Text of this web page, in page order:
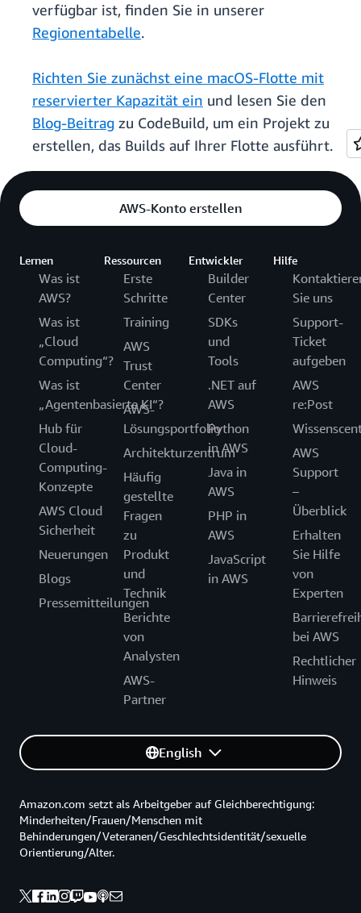
verfügbar ist, finden Sie in unserer
Regionentabelle.
Richten Sie zunächst eine macOS-Flotte mit
reservierter Kapazität ein und lesen Sie den
Blog-Beitrag zu CodeBuild, um ein Projekt zu
erstellen, das Builds auf Ihrer Flotte ausführt.
AWS-Konto erstellen
Lernen
Was ist
AWS?
Was ist
„Cloud
Computing“?
Was ist
„Agentenbasierte KI“?
Hub für
Cloud-
Computing-
Konzepte
AWS Cloud
Sicherheit
Neuerungen
Blogs
Pressemitteilungen
Ressourcen
Erste
Schritte
Training
AWS
Trust
Center
AWS-
Lösungsportfolio
Architekturzentrum
Häufig
gestellte
Fragen
zu
Produkt
und
Technik
Berichte
von
Analysten
AWS-
Partner
Entwickler
Builder
Center
SDKs
und
Tools
.NET auf
AWS
Python
in AWS
Java in
AWS
PHP in
AWS
JavaScript
in AWS
Hilfe
Sie uns
Support-
Ticket
aufgeben
AWS
re:Post
AWS
Support
–
Überblick
Erhalten
Sie Hilfe
von
Experten
bei AWS
Rechtlicher
Hinweis
English
Amazon.com setzt als Arbeitgeber auf Gleichberechtigung:
Minderheiten/Frauen/Menschen mit
Behinderungen/Veteranen/Geschlechtsidentität/sexuelle
Orientierung/Alter.